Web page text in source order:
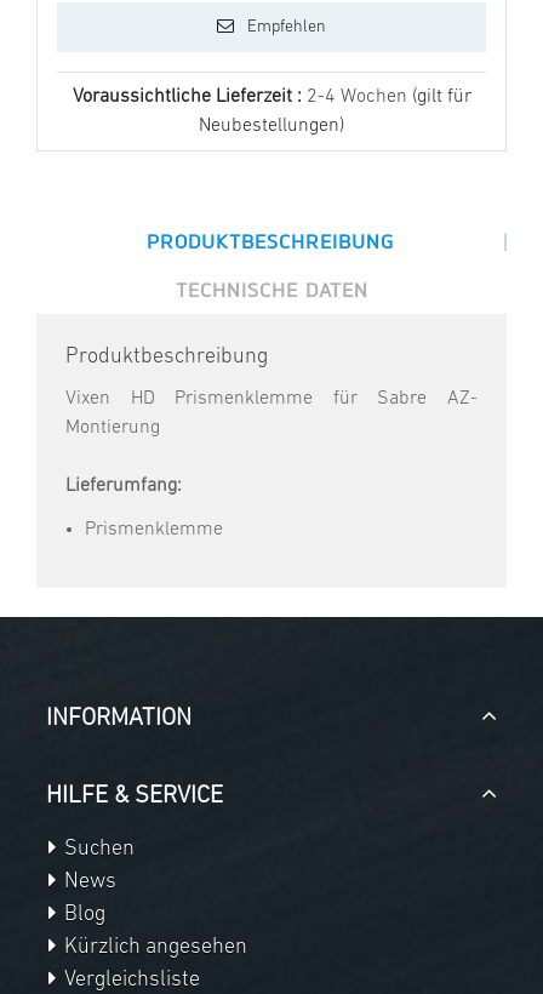
Empfehlen
Voraussichtliche Lieferzeit : 2-4 Wochen (gilt für
Neubestellungen)
PRODUKTBESCHREIBUNG |
TECHNISCHE DATEN
Produktbeschreibung
Vixen HD Prismenklemme für Sabre AZ-
Montierung
Lieferumfang:
Prismenklemme
INFORMATION
HILFE & SERVICE
Suchen
News
Blog
Kürzlich angesehen
Vergleichsliste